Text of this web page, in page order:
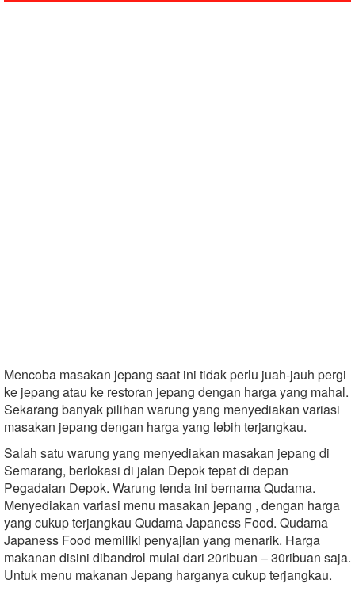
Mencoba masakan jepang saat ini tidak perlu juah-jauh pergi
ke jepang atau ke restoran jepang dengan harga yang mahal.
Sekarang banyak pilihan warung yang menyediakan variasi
masakan jepang dengan harga yang lebih terjangkau.
Salah satu warung yang menyediakan masakan jepang di
Semarang, berlokasi di jalan Depok tepat di depan
Pegadaian Depok. Warung tenda ini bernama Qudama.
Menyediakan variasi menu masakan jepang , dengan harga
yang cukup terjangkau Qudama Japaness Food. Qudama
Japaness Food memiliki penyajian yang menarik. Harga
makanan disini dibandrol mulai dari 20ribuan – 30ribuan saja.
Untuk menu makanan Jepang harganya cukup terjangkau.